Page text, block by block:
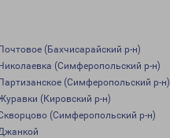
(Бахчисарайский р-н)
(Симферопольский р-н)
(Симферопольский р-н)
(Кировский р-н)
(Симферопольский р-н)